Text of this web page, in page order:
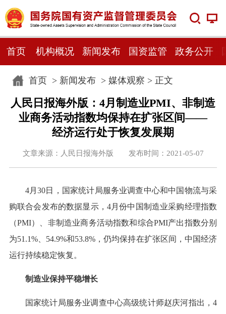
首页 机构概况 新闻发布 国资监管 政务公开
首页> 新闻发布> 媒体观察 > 正文
人民日报海外版：4月制造业PMI、非制造
业商务活动指数均保持在扩张区间——
经济运行处于恢复发展期
文章来源：人民日报海外版 发布时间：2021-05-07
4月30日，国家统计局服务业调查中心和中国物流与采
购联合会发布的数据显示，4月份中国制造业采购经理指数
（PMI）、非制造业商务活动指数和综合PMI产出指数分别
为51.1%、54.9%和53.8%，仍均保持在扩张区间，中国经济
运行持续稳定恢复。
制造业保持平稳增长
国家统计局服务业调查中心高级统计师赵庆河指出，4